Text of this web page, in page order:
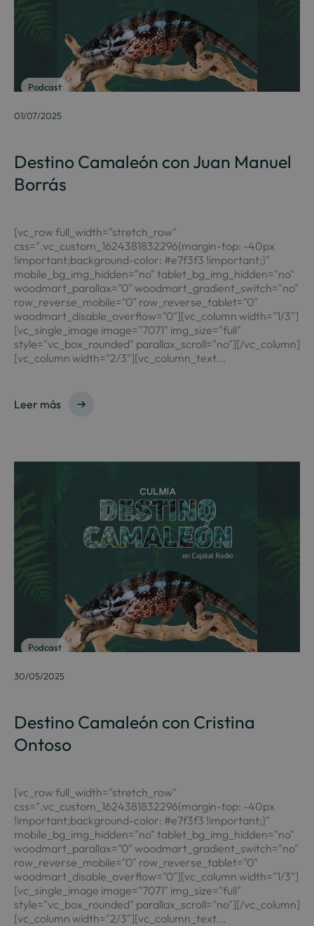
Podcast
01/07/2025
Destino Camaleón con Juan Manuel
Borrás
[vc_row full_width="stretch_row"
css=".vc_custom_1624381832296{margin-top: -40px
!important;background-color: #e7f3f3 !important;}"
mobile_bg_img_hidden="no" tablet_bg_img_hidden="no"
woodmart_parallax="0" woodmart_gradient_switch="no"
row_reverse_mobile="0" row_reverse_tablet="0"
woodmart_disable_overflow="0"][vc_column width="1/3"]
[vc_single_image image="7071" img_size="full"
style="vc_box_rounded" parallax_scroll="no"][/vc_column]
[vc_column width="2/3"][vc_column_text...
Leer más
Podcast
30/05/2025
Destino Camaleón con Cristina
Ontoso
[vc_row full_width="stretch_row"
css=".vc_custom_1624381832296{margin-top: -40px
!important;background-color: #e7f3f3 !important;}"
mobile_bg_img_hidden="no" tablet_bg_img_hidden="no"
woodmart_parallax="0" woodmart_gradient_switch="no"
row_reverse_mobile="0" row_reverse_tablet="0"
woodmart_disable_overflow="0"][vc_column width="1/3"]
[vc_single_image image="7071" img_size="full"
style="vc_box_rounded" parallax_scroll="no"][/vc_column]
[vc_column width="2/3"][vc_column_text...